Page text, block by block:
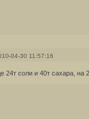
04-30 11:57:16
24т соли и 40т сахара, на